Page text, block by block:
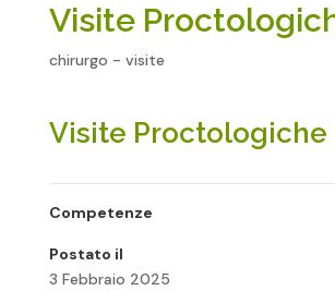
Visite
chirurgo - visite
Visite Proctologiche
Competenze
Postato il
3 Febbraio 2025